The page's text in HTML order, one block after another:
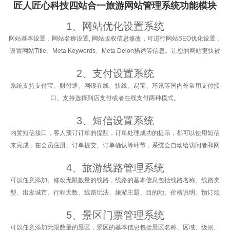
匠人匠心科技四站合一旅游网站管理系统功能模块
1、网站优化设置系统
网站基本设置，网站名称设置, 网站版权信息修改，可进行网站SEO优化设置，
设置网站Title、Meta Keywords、Meta Deion描述等信息。让您的网站更快被
2、支付设置系统
系统支持支付宝、财付通、网银在线、快线、易宝、环讯等国内外常用支付接
口。支持选择到店支付或者在线支付两种模式。
3、短信设置系统
内置短信接口，客人预订订单的提醒，订单处理成功的提示，都可以使用短信
来完成，在会员注册、订单提交、订单确认等环节，系统会自动给访问者和网
4、旅游线路管理系统
可以任意添加、修改无限数量的线路，线路的基本信息包括线路名称、线路类
型、出发城市、行程天数、线路玩法、旅游主题、目的地、价格说明、预订须
图片。
5、景区门票管理系统
可以任意添加无限数量的景区，景区的基本信息包括景区名称、区域、级别、